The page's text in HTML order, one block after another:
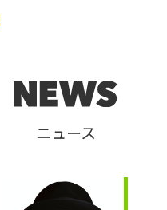
ニュース